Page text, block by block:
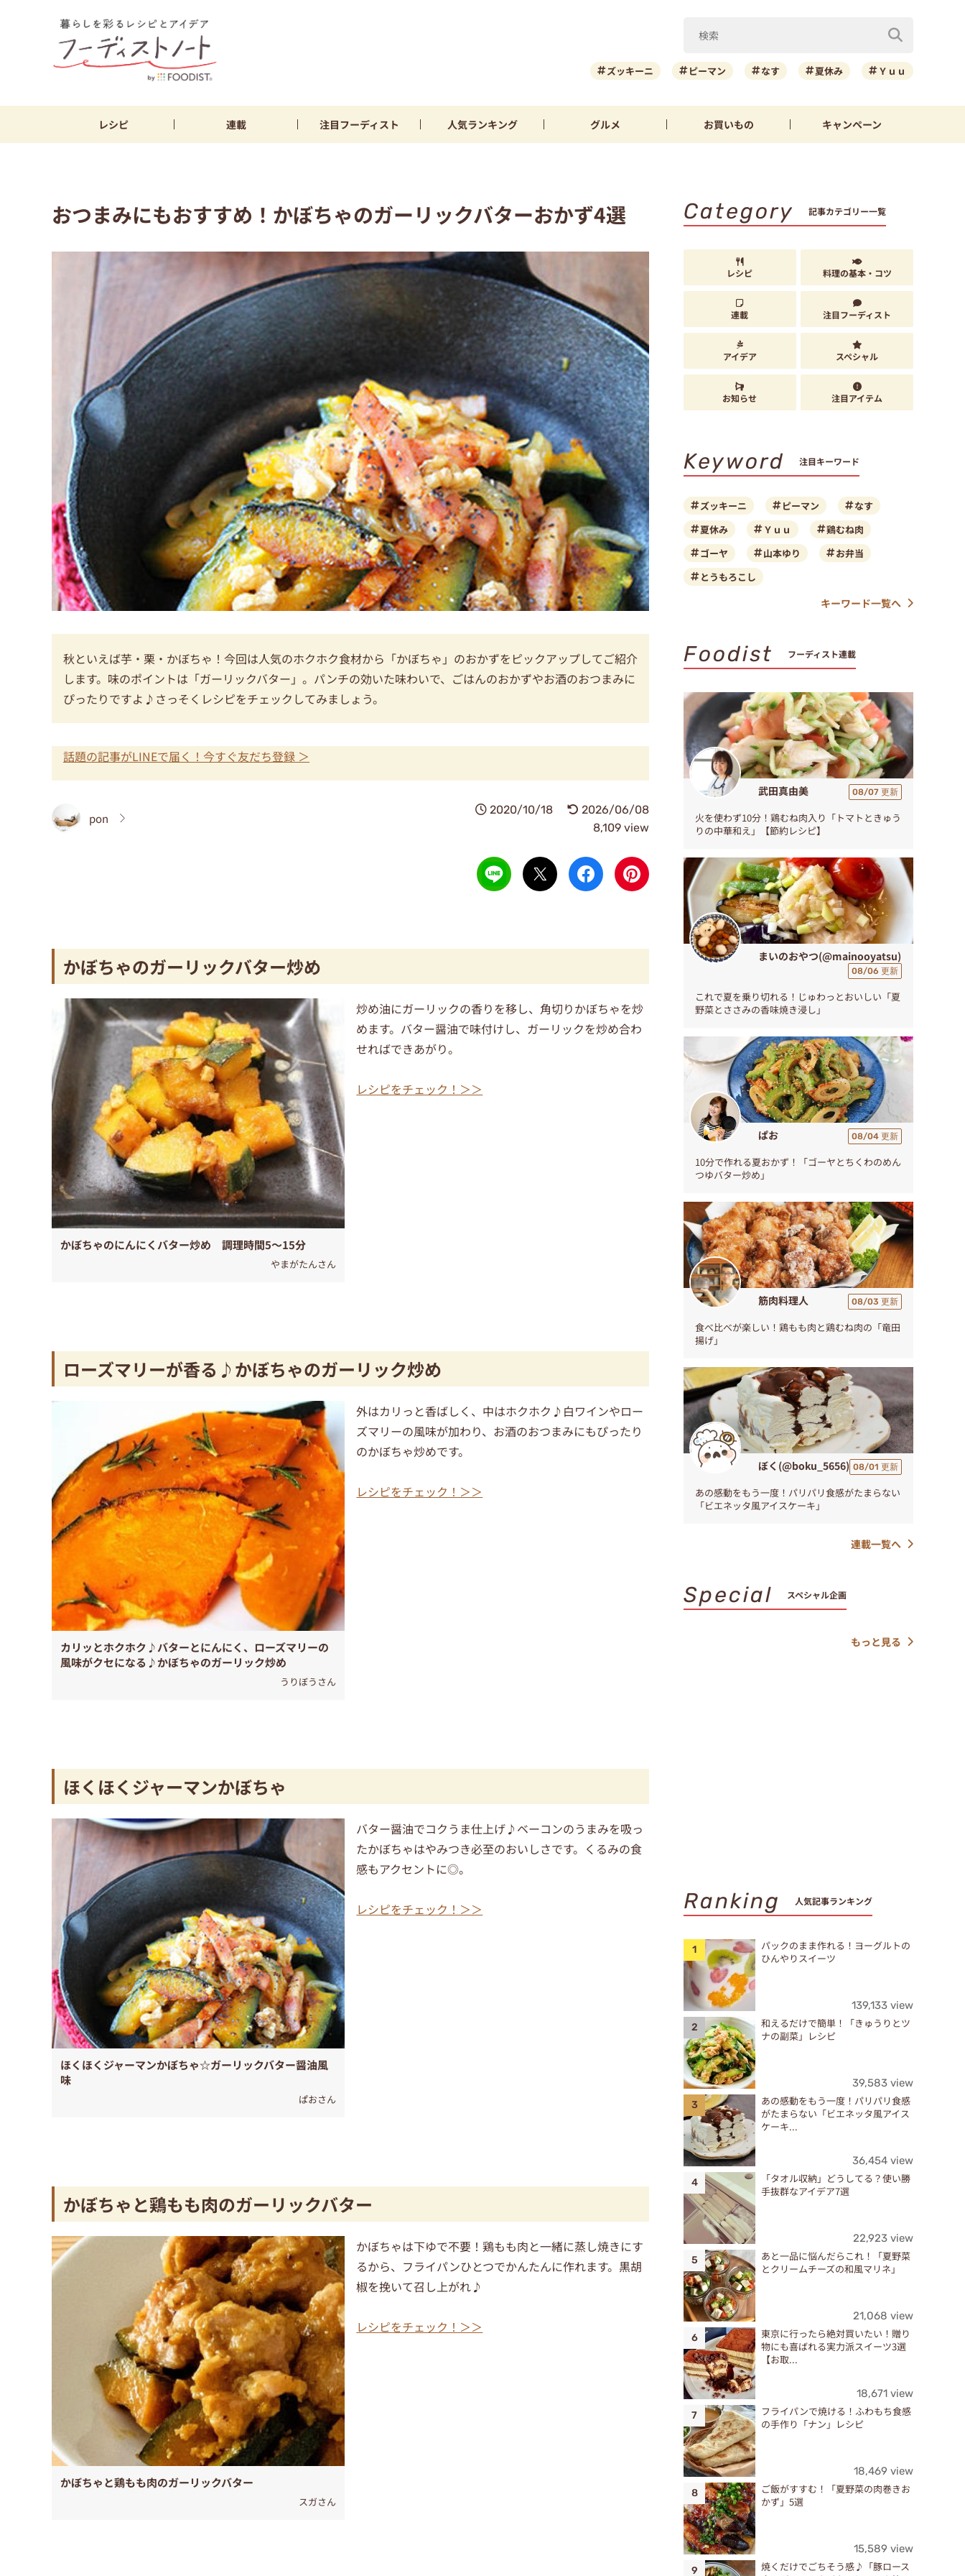
ズッキーニ ピーマン なす 夏休み Ｙｕｕ
レシピ 連載 注目フーディスト 人気ランキング グルメ お買いもの キャンペーン
おつまみにもおすすめ！かぼちゃのガーリックバターおかず4選
秋といえば芋・栗・かぼちゃ！今回は人気のホクホク食材から「かぼちゃ」のおかずをピックアップしてご紹介
します。味のポイントは「ガーリックバター」。パンチの効いた味わいで、ごはんのおかずやお酒のおつまみに
ぴったりですよ♪さっそくレシピをチェックしてみましょう。
話題の記事がLINEで届く！今すぐ友だち登録 ＞
pon
2020/10/18
2026/06/08
8,109 view
かぼちゃのガーリックバター炒め
かぼちゃのにんにくバター炒め 調理時間5～15分
やまがたんさん
炒め油にガーリックの香りを移し、角切りかぼちゃを炒
めます。バター醤油で味付けし、ガーリックを炒め合わ
せればできあがり。
レシピをチェック！＞＞
ローズマリーが香る♪かぼちゃのガーリック炒め
カリッとホクホク♪バターとにんにく、ローズマリーの
風味がクセになる♪かぼちゃのガーリック炒め
うりぼうさん
外はカリっと香ばしく、中はホクホク♪白ワインやロー
ズマリーの風味が加わり、お酒のおつまみにもぴったり
のかぼちゃ炒めです。
レシピをチェック！＞＞
ほくほくジャーマンかぼちゃ
ほくほくジャーマンかぼちゃ☆ガーリックバター醤油風
味
ぱおさん
バター醤油でコクうま仕上げ♪ベーコンのうまみを吸っ
たかぼちゃはやみつき必至のおいしさです。くるみの食
感もアクセントに◎。
レシピをチェック！＞＞
かぼちゃと鶏もも肉のガーリックバター
かぼちゃと鶏もも肉のガーリックバター
スガさん
かぼちゃは下ゆで不要！鶏もも肉と一緒に蒸し焼きにす
るから、フライパンひとつでかんたんに作れます。黒胡
椒を挽いて召し上がれ♪
レシピをチェック！＞＞
Category 記事カテゴリー一覧
レシピ 料理の基本・コツ
連載 注目フーディスト
アイデア スペシャル
お知らせ 注目アイテム
Keyword 注目キーワード
ズッキーニ ピーマン
なす
夏休み
Ｙｕｕ
鶏むね肉
ゴーヤ
山本ゆり
お弁当
とうもろこし
キーワード一覧へ
Foodist フーディスト連載
武田真由美 08/07 更新
火を使わず10分！鶏むね肉入り「トマトときゅう
りの中華和え」【節約レシピ】
まいのおやつ(@mainooyatsu)
08/06 更新
これで夏を乗り切れる！じゅわっとおいしい「夏
野菜とささみの香味焼き浸し」
ぱお 08/04 更新
10分で作れる夏おかず！「ゴーヤとちくわのめん
つゆバター炒め」
筋肉料理人 08/03 更新
食べ比べが楽しい！鶏もも肉と鶏むね肉の「竜田
揚げ」
ぼく(@boku_5656) 08/01 更新
あの感動をもう一度！パリパリ食感がたまらない
「ビエネッタ風アイスケーキ」
連載一覧へ
Special スペシャル企画
もっと見る
Ranking 人気記事ランキング
パックのまま作れる！ヨーグルトの
ひんやりスイーツ
139,133 view
和えるだけで簡単！「きゅうりとツ
ナの副菜」レシピ
39,583 view
あの感動をもう一度！パリパリ食感
がたまらない「ビエネッタ風アイス
ケーキ...
36,454 view
「タオル収納」どうしてる？使い勝
手抜群なアイデア7選
22,923 view
あと一品に悩んだらこれ！「夏野菜
とクリームチーズの和風マリネ」
21,068 view
東京に行ったら絶対買いたい！贈り
物にも喜ばれる実力派スイーツ3選
【お取...
18,671 view
フライパンで焼ける！ふわもち食感
の手作り「ナン」レシピ
18,469 view
ご飯がすすむ！「夏野菜の肉巻きお
かず」5選
15,589 view
焼くだけでごちそう感♪「豚ロース